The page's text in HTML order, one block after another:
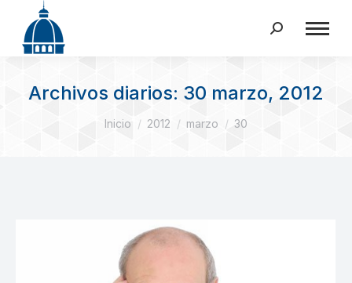
Buscar:
Archivos diarios: 30 marzo, 2012
Estás aquí:
Inicio 2012 marzo 30